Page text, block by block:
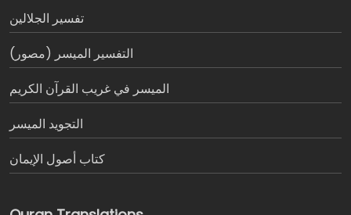
تفسير الجلالين
التفسير الميسر (مصور)
الميسر في غريب القرآن الكريم
التجويد الميسر
كتاب أصول الإيمان